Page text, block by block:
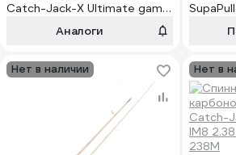
Catch-Jack-X Ultimate game
IM8 2.38 м, 3-15 г NP-CJUG-
Аналоги
1.90 м,
Нет в наличии Нет в